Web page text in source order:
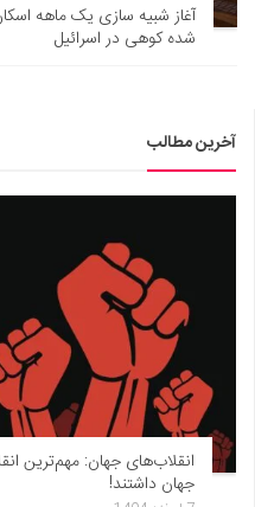
آغاز شبیه سازی یک ماهه
شده کوهی در اسرائیل
آخرین مطالب
انقلاب‌های جهان: مهم‌ترین
جهان داشتند!